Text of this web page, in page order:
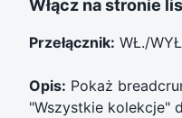
Włącz na stronie
Przełącznik: WŁ./
Opis: Pokaż
"Wszystkie kolekcje"